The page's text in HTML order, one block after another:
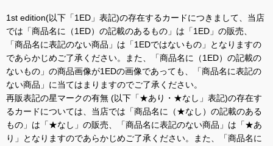
1st edition(以下「1ED」表記)の存在するカードにつきまして、当店
では「商品名に（1ED）の記載のあるもの」は「1ED」の販売、
「商品名に表記のない商品」は「1EDではないもの」となりますの
であらかじめご了承ください。また、「商品名に（1ED）の記載の
ないもの」の商品画像が1EDの画像であっても、「商品名に表記の
ない商品」に当てはまりますのでご了承ください。
再販表記の星マークの有無 (以下「★あり・★なし」表記)の存在す
るカードについては、当店では「商品名に（★なし）の記載のある
もの」は「★なし」の販売、「商品名に表記のない商品」は「★あ
り」となりますのであらかじめご了承ください。また、「商品名に